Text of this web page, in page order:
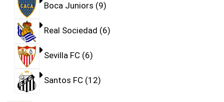
Boca Juniors 9
Real Sociedad 6
Sevilla FC 6
Santos FC 12